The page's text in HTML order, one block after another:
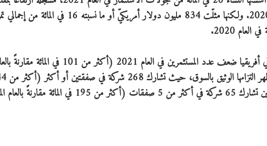
أصل 13 في المائة في العام 2020. ولكنها مثلّت 834 مليون دولار
جذبت منظومة التكنولوجيا في أفريقيا ضعف عدد المستثمرين في
بالعام الماضي).